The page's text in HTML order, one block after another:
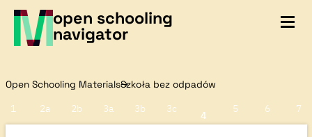
open schooling
navigator
Open Schooling MaterialsSzkoła bez odpadów
1 2a 2b 3a 3b 3c
4
5 6 7